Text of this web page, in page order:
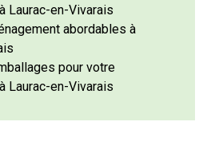
Laurac-en-Vivarais
abordables à
pour votre
Laurac-en-Vivarais